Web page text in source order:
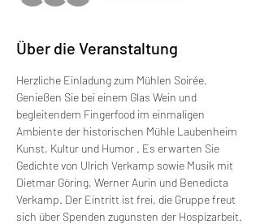
Über die Veranstaltung
Herzliche Einladung zum Mühlen Soirée.
Genießen Sie bei einem Glas Wein und
begleitendem Fingerfood im einmaligen
Ambiente der historischen Mühle Laubenheim
Kunst, Kultur und Humor . Es erwarten Sie
Gedichte von Ulrich Verkamp sowie Musik mit
Dietmar Göring, Werner Aurin und Benedicta
Verkamp. Der Eintritt ist frei, die Gruppe freut
sich über Spenden zugunsten der Hospizarbeit.